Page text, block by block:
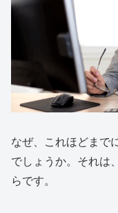
なぜ、これほどまで
でしょうか。それは
らです。